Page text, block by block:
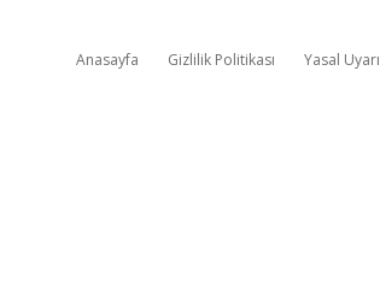
Anasayfa Gizlilik Politikası Yasal Uyarı